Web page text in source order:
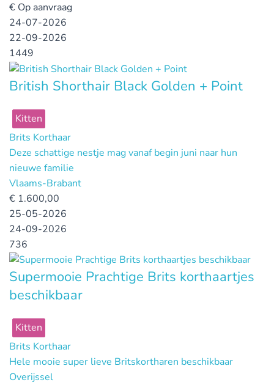
€ Op aanvraag
24-07-2026
22-09-2026
1449
British Shorthair Black Golden + Point
Kitten
Brits Korthaar
Deze schattige nestje mag vanaf begin juni naar hun
nieuwe familie
Vlaams-Brabant
€ 1.600,00
25-05-2026
24-09-2026
736
Supermooie Prachtige Brits korthaartjes
beschikbaar
Kitten
Brits Korthaar
Hele mooie super lieve Britskortharen beschikbaar
Overijssel